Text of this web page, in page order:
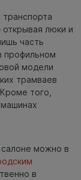
люки и
часть
профильном
модели
трамваев
того,
можно в
в